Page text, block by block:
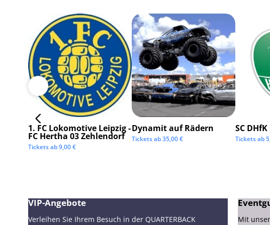
1. FC Lokomotive Leipzig -
FC Hertha 03 Zehlendorf
Tickets ab9,00€
Dynamit auf Rädern
Tickets ab35,00€
SC
Tickets ab
VIP-Angebote
Verleihen Sie Ihrem Besuch in der QUARTERBACK
Mit